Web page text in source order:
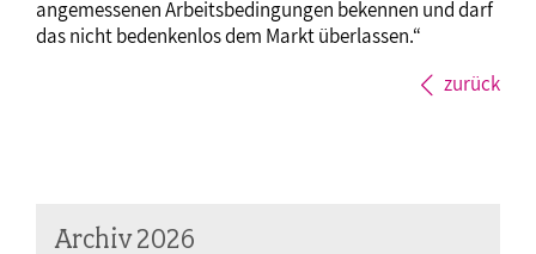
angemessenen Arbeitsbedingungen bekennen und darf
das nicht bedenkenlos dem Markt überlassen.“
zurück
Archiv 2026